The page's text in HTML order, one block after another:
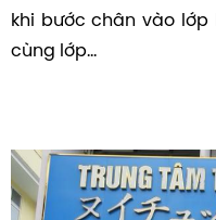
khi bước chân vào lớp
cùng lớp...